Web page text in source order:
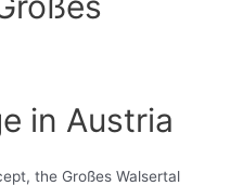
in Austria
the Großes Walsertal